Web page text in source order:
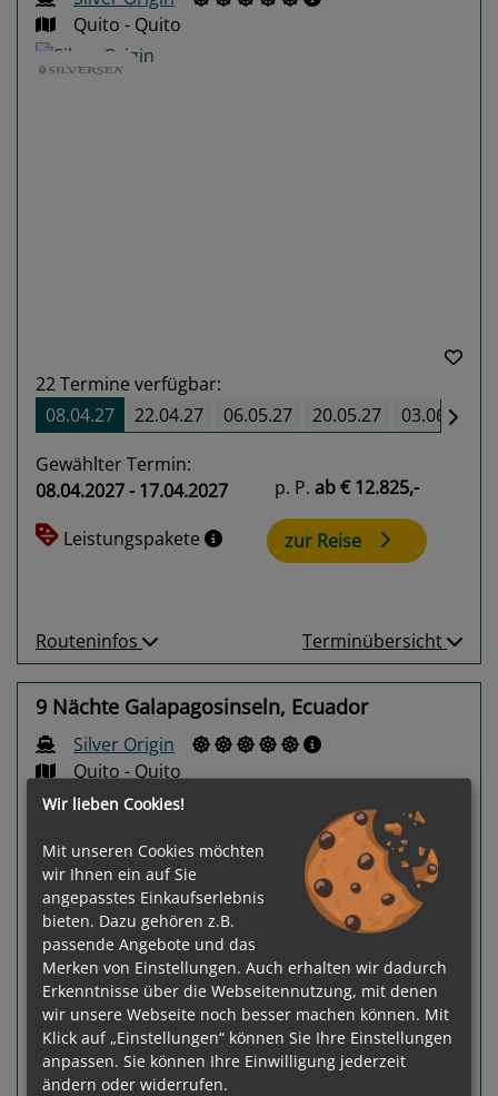
Quito - Quito
22Termine verfügbar:
08.04.27
22.04.27 06.05.27 20.05.27 03.06.27
Gewählter Termin:
08.04.2027 - 17.04.2027
Leistungspakete
p. P. ab€ 12.825,-
zur Reise
Routeninfos Terminübersicht
9 Nächte Galapagosinseln, Ecuador
Silver Origin
Quito - Quito
Previous
Wir lieben Cookies!
Mit unseren Cookies möchten
wir Ihnen ein auf Sie
angepasstes Einkaufserlebnis
bieten. Dazu gehören z.B.
passende Angebote und das
Merken von Einstellungen. Auch erhalten wir dadurch
Erkenntnisse über die Webseitennutzung, mit denen
wir unsere Webseite noch besser machen können. Mit
Klick auf „Einstellungen“ können Sie Ihre Einstellungen
anpassen. Sie können Ihre Einwilligung jederzeit
ändern oder widerrufen.